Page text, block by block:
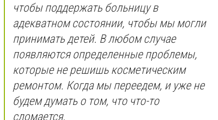
чтобы поддержать больницу в
адекватном состоянии, чтобы мы могли
принимать детей. В любом случае
появляются определенные проблемы,
которые не решишь косметическим
ремонтом. Когда мы переедем, и уже не
будем думать о том, что что-то
сломается.